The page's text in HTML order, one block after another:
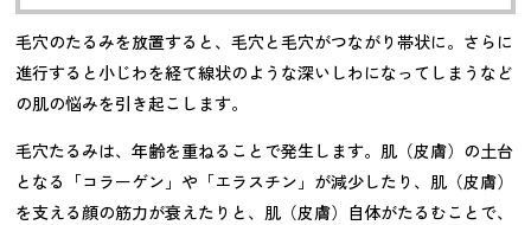
毛穴のたるみを放置すると、毛穴と毛穴がつながり帯状に。さらに
進行すると小じわを経て線状のような深いしわになってしまうなど
の肌の悩みを引き起こします。
毛穴たるみは、年齢を重ねることで発生します。肌（皮膚）の土台
となる「コラーゲン」や「エラスチン」が減少したり、肌（皮膚）
を支える顔の筋力が衰えたりと、肌（皮膚）自体がたるむことで、